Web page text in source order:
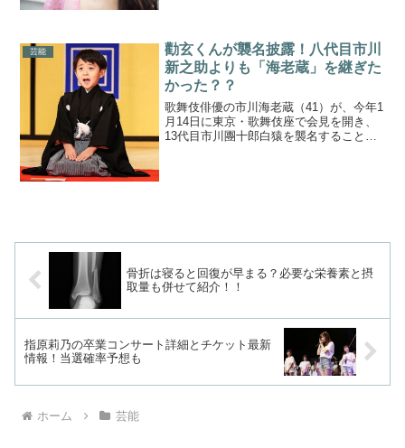
46桜井玲香とは？引用：...
芸能
勸玄くんが襲名披露！八代目市川
新之助よりも「海老蔵」を継ぎた
かった？？
歌舞伎俳優の市川海老蔵（41）が、今年1
月14日に東京・歌舞伎座で会見を開き、
13代目市川團十郎白猿を襲名することを
骨折は寝ると回復が早まる？必要な栄養素と摂
取量も併せて紹介！！
指原莉乃の卒業コンサート詳細とチケット最新
情報！当選確率予想も
ホーム 芸能